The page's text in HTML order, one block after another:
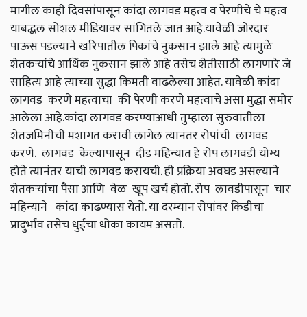
मागील काही दिवसांपासून कांदा लागवड महत्व व पेरणीचे चे महत्व
याबद्धल सोशल मीडियावर सांगितले जात आहे.यावेळी जोरदार
पाऊस पडल्याने खरिपातील पिकांचे नुकसान झाले आहे त्यामुळे
शेतकऱ्यांचे आर्थिक नुकसान झाले आहे तसेच शेतीसाठी लागणारे जे
साहित्य आहे त्याच्या सुद्धा किमती वाढलेल्या आहेत. यावेळी कांदा
लागवड करणे महत्वाचा की पेरणी करणे महत्वाचे असा मुद्धा समोर
आलेला आहे.कांदा लागवड करण्याआधी तुम्हाला सुरुवातीला
शेतजमिनीची मशागत करावी लागेल त्यानंतर रोपांची लागवड
करणे. लागवड केल्यापासून दीड महिन्यात हे रोप लागवडी योग्य
होते त्यानंतर याची लागवड करायची. ही प्रक्रिया अवघड असल्याने
शेतकऱ्यांचा पैसा आणि वेळ खूप खर्च होतो. रोप लावडीपासून चार
महिन्याने कांदा काढण्यास येतो. या दरम्यान रोपांवर किडीचा
प्रादुर्भाव तसेच धुईचा धोका कायम असतो.